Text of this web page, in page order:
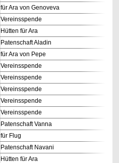
für Ara von Genoveva
Vereinsspende
Hütten für Ara
Patenschaft Aladin
für Ara von Pepe
Vereinsspende
Vereinsspende
Vereinsspende
Vereinsspende
Vereinsspende
Patenschaft Vanna
für Flug
Patenschaft Navani
Hütten für Ara